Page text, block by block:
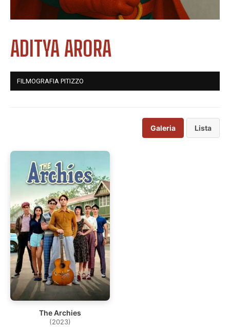
ADITYA ARORA
FILMOGRAFIA PITIZZO
Galeria Lista
The Archies
(2023)